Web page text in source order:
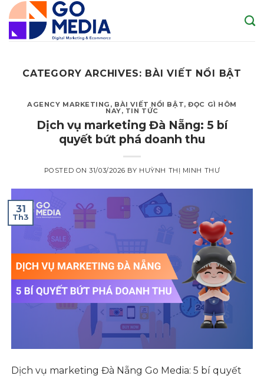
Skip
to
content
CATEGORY ARCHIVES: BÀI VIẾT NỔI BẬT
AGENCY MARKETING , BÀI VIẾT NỔI BẬT,ĐỌC GÌ HÔM
NAY, TIN TỨC
Dịch vụ marketing Đà Nẵng: 5 bí
quyết bứt phá doanh thu
POSTED ON31/03/2026 BY HUỲNH THỊ MINH THƯ
31
Th3
Dịch vụ marketing Đà Nẵng Go Media: 5 bí quyết